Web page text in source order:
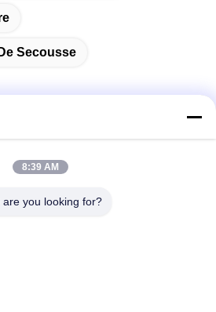
Secousse
Changhaï Chine de Zhongchun Rd
8:39 AM
you looking for?